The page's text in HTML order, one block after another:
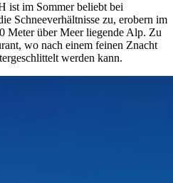
ist im Sommer beliebt bei
Schneeverhältnisse zu, erobern im
Meter über Meer liegende Alp. Zu
wo nach einem feinen Znacht
werden kann.